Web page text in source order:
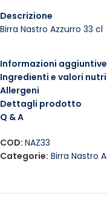
Descrizione
Birra Nastro Azzurro 33 cl
Informazioni aggiuntive
Ingredienti e valori
Allergeni
Dettagli prodotto
Q & A
COD: NAZ33
Categorie: Birra Nastro